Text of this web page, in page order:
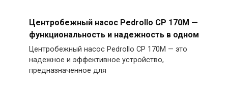
Центробежный насос Pedrollo CP 170M —
функциональность и надежность в одном
Центробежный насос Pedrollo CP 170M — это
надежное и эффективное устройство,
предназначенное для